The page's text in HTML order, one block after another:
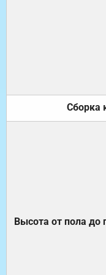
Сборка
Высота от пола до